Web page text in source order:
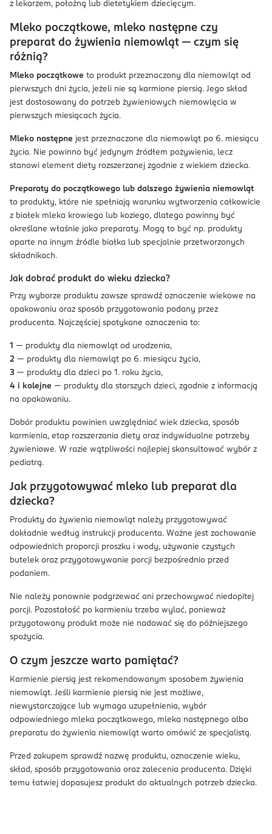
z lekarzem, położną lub dietetykiem dziecięcym.
Mleko początkowe, mleko następne czy
preparat do żywienia niemowląt — czym się
różnią?
Mleko początkowe to produkt przeznaczony dla niemowląt od
pierwszych dni życia, jeżeli nie są karmione piersią. Jego skład
jest dostosowany do potrzeb żywieniowych niemowlęcia w
pierwszych miesiącach życia.
Mleko następne jest przeznaczone dla niemowląt po 6. miesiącu
życia. Nie powinno być jedynym źródłem pożywienia, lecz
stanowi element diety rozszerzanej zgodnie z wiekiem dziecka.
Preparaty do początkowego lub dalszego żywienia niemowląt
to produkty, które nie spełniają warunku wytworzenia całkowicie
z białek mleka krowiego lub koziego, dlatego powinny być
określane właśnie jako preparaty. Mogą to być np. produkty
oparte na innym źródle białka lub specjalnie przetworzonych
składnikach.
Jak dobrać produkt do wieku dziecka?
Przy wyborze produktu zawsze sprawdź oznaczenie wiekowe na
opakowaniu oraz sposób przygotowania podany przez
producenta. Najczęściej spotykane oznaczenia to:
1 — produkty dla niemowląt od urodzenia,
2 — produkty dla niemowląt po 6. miesiącu życia,
3 — produkty dla dzieci po 1. roku życia,
4 i kolejne — produkty dla starszych dzieci, zgodnie z informacją
na opakowaniu.
Dobór produktu powinien uwzględniać wiek dziecka, sposób
karmienia, etap rozszerzania diety oraz indywidualne potrzeby
żywieniowe. W razie wątpliwości najlepiej skonsultować wybór z
pediatrą.
Jak przygotowywać mleko lub preparat dla
dziecka?
Produkty do żywienia niemowląt należy przygotowywać
dokładnie według instrukcji producenta. Ważne jest zachowanie
odpowiednich proporcji proszku i wody, używanie czystych
butelek oraz przygotowywanie porcji bezpośrednio przed
podaniem.
Nie należy ponownie podgrzewać ani przechowywać niedopitej
porcji. Pozostałość po karmieniu trzeba wylać, ponieważ
przygotowany produkt może nie nadawać się do późniejszego
spożycia.
O czym jeszcze warto pamiętać?
Karmienie piersią jest rekomendowanym sposobem żywienia
niemowląt. Jeśli karmienie piersią nie jest możliwe,
niewystarczające lub wymaga uzupełnienia, wybór
odpowiedniego mleka początkowego, mleka następnego albo
preparatu do żywienia niemowląt warto omówić ze specjalistą.
Przed zakupem sprawdź nazwę produktu, oznaczenie wieku,
skład, sposób przygotowania oraz zalecenia producenta. Dzięki
temu łatwiej dopasujesz produkt do aktualnych potrzeb dziecka.